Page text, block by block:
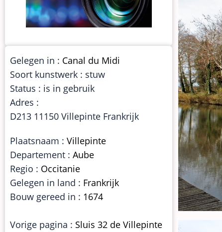
Gelegen in : Canal du Midi
Soort kunstwerk : stuw
Status : is in gebruik
Adres :
D213 11150 Villepinte Frankrijk
Plaatsnaam : Villepinte
Departement : Aube
Regio : Occitanie
Gelegen in land : Frankrijk
Bouw gereed in : 1674
Vorige pagina : Sluis 32 de Villepinte